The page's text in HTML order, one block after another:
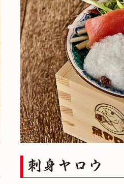
刺身ヤロウ